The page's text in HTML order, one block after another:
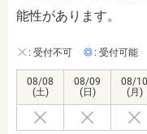
能性があります。
: 受付不可 : 受付可能
08/08
(土)
08/09
(日)
08/10
(月)